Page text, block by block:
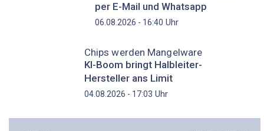
per E-Mail und Whatsapp
06.08.2026 - 16:40 Uhr
Chips werden Mangelware
KI-Boom bringt Halbleiter-
Hersteller ans Limit
04.08.2026 - 17:03 Uhr